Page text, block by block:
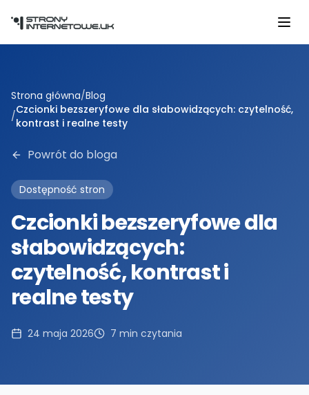
Strona główna/Blog
/Czcionki bezszeryfowe dla słabowidzących: czytelność,
kontrast i realne testy
Powrót do bloga
Dostępność stron
Czcionki bezszeryfowe dla
słabowidzących:
czytelność, kontrast i
realne testy
24 maja 2026 7 min czytania